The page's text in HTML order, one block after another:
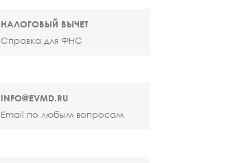
НАЛОГОВЫЙ ВЫЧЕТ
Справка для ФНС
INFO@EVMD.RU
Email по любым вопросам